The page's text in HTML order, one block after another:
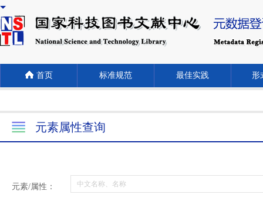
首页 标准规范 最佳实践 形
元素属性查询
元素/属性：